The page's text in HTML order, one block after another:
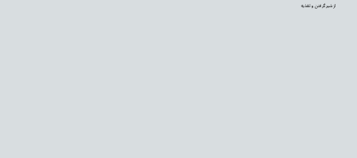
از شیر گرفتن و تغذیه